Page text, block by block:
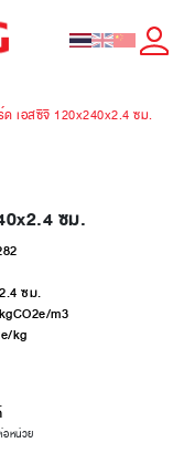
ด เอสซีจี 120x240x2.4 ซม.
ซม.
ซม.
kgCO2e/m3
kg
อหน่วย